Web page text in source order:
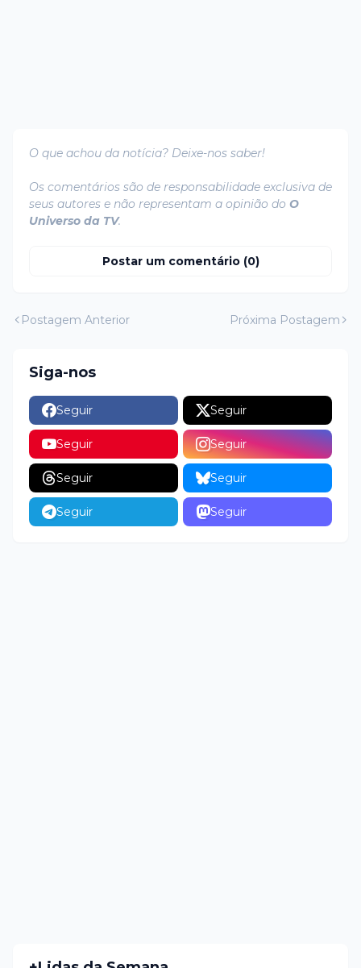
O que achou da notícia? Deixe-nos saber!
Os comentários são de responsabilidade exclusiva de
seus autores e não representam a opinião do O
Universo da TV.
Postar um comentário (0)
Postagem Anterior Próxima Postagem
Siga-nos
Seguir Seguir
Seguir Seguir
Seguir Seguir
Seguir Seguir